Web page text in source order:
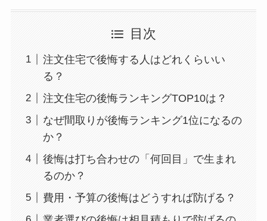
目次
注文住宅で後悔する人はどれくらいい
る？
注文住宅の後悔ランキングTOP10は？
なぜ間取りが後悔ランキング1位になるの
か？
後悔は打ち合わせの「何回目」で生まれ
るのか？
費用・予算の後悔はどうすれば防げる？